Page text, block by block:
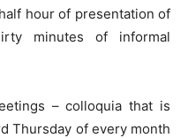
hour of presentation of
minutes of informal
– colloquia that is
Thursday of every month